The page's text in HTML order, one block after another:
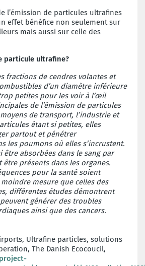
l’émission de particules ultrafines
effet bénéfice non seulement sur
mais aussi sur celle des
particule ultrafine?
fractions de cendres volantes et
d’un diamètre inférieure
petites pour les voir à l’œil
de l’émission de particules
de transport, l’industrie et
étant si petites, elles
partout et pénétrer
les poumons où elles s’incrustent.
être absorbées dans le sang par
présents dans les organes.
pour la santé soient
mesure que celles des
différentes études démontrent
générer des troubles
ainsi que des cancers.
Ultrafine particles, solutions
The Danish Ecocoucil,